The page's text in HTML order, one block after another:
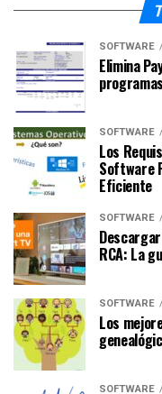
SOFTWARE
Elimina
SOFTWARE
Los
Software
Eficiente
SOFTWARE
RCA: La
SOFTWARE
Los
SOFTWARE